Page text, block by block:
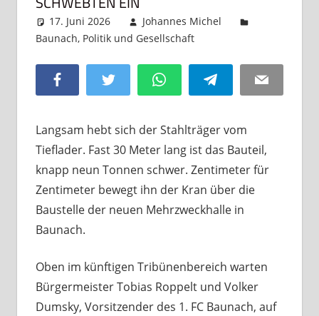
17. Juni 2026
Johannes Michel
Baunach, Politik und Gesellschaft
Facebook Twitter WhatsAppTelegram Email
Langsam hebt sich der Stahlträger vom
Tieflader. Fast 30 Meter lang ist das Bauteil,
knapp neun Tonnen schwer. Zentimeter für
Zentimeter bewegt ihn der Kran über die
Baustelle der neuen Mehrzweckhalle in
Baunach.
Oben im künftigen Tribünenbereich warten
Bürgermeister Tobias Roppelt und Volker
Dumsky, Vorsitzender des 1. FC Baunach, auf